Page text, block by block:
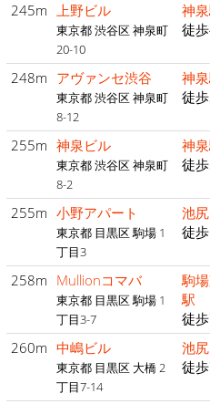
245m 上野ビル
東京都 渋谷区 神泉町
20-10
神
徒
248m アヴァンセ渋谷
東京都 渋谷区 神泉町
8-12
神
徒
255m 神泉ビル
東京都 渋谷区 神泉町
8-2
神
徒
255m 小野アパート
東京都 目黒区 駒場 1
丁目3
池
徒
258m Mullionコマバ
東京都 目黒区 駒場 1
丁目3-7
駒
駅
徒
260m 中嶋ビル
東京都 目黒区 大橋 2
丁目7-14
池
徒